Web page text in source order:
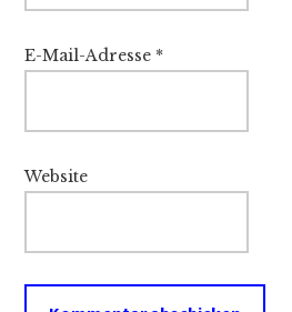
E-Mail-Adresse *
Website